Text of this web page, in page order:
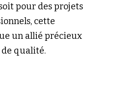
pour des projets
cette
un allié précieux
qualité.